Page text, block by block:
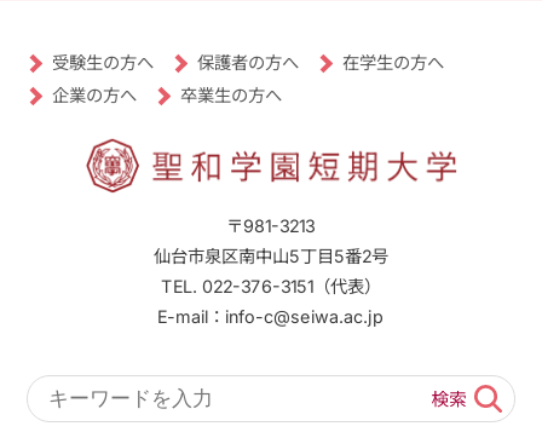
〒981-3213
仙台市泉区南中山5丁目5番2号
TEL. 022-376-3151（代表）
E-mail：info-c@seiwa.ac.jp
受験生の方へ 保護者の方へ 在学生の方へ
企業の方へ 卒業生の方へ